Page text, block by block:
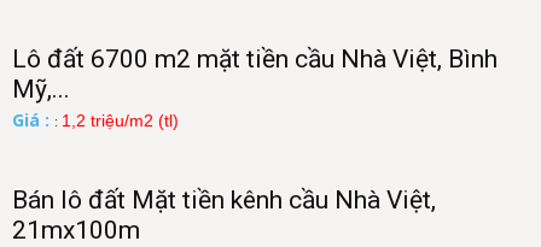
Lô đất 6700 m2 mặt tiền cầu Nhà Việt, Bình
Mỹ,...
Giá : : 1,2 triệu/m2 (tl)
Bán lô đất Mặt tiền kênh cầu Nhà Việt,
21mx100m